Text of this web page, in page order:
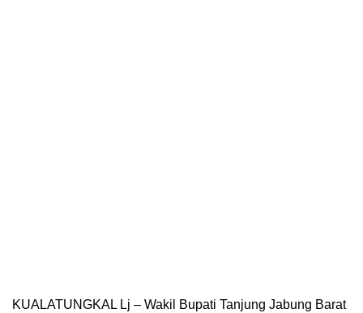
KUALATUNGKAL Lj – Wakil Bupati Tanjung Jabung Barat